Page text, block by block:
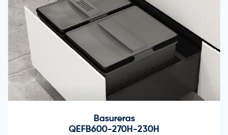
Basureras
QEFB600-270H-230H